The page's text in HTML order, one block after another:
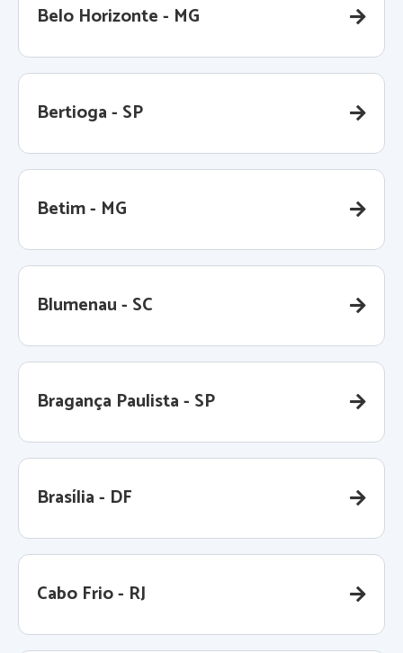
Belo Horizonte - MG
Bertioga - SP
Betim - MG
Blumenau - SC
Bragança Paulista - SP
Brasília - DF
Cabo Frio - RJ